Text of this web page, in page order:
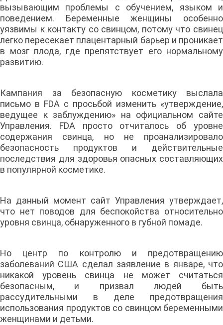
вызывающим проблемы с обучением, языком и
поведением. Беременные женщины особенно
уязвимы к контакту со свинцом, потому что свинец
легко пересекает плацентарный барьер и проникает
в мозг плода, где препятствует его нормальному
развитию.
Кампания за безопасную косметику выслала
письмо в FDA с просьбой изменить «утверждение,
ведущее к заблуждению» на официальном сайте
Управления. FDA просто отчиталось об уровне
содержания свинца, но не проанализировало
безопасность продуктов и действительные
последствия для здоровья опасных составляющих
в популярной косметике.
На данный момент сайт Управления утверждает,
что нет поводов для беспокойства относительно
уровня свинца, обнаруженного в губной помаде.
Но центр по контролю и предотвращению
заболеваний США сделал заявление в январе, что
никакой уровень свинца не может считаться
безопасным, и призвал людей быть
рассудительными в деле предотвращения
использования продуктов со свинцом беременными
женщинами и детьми.